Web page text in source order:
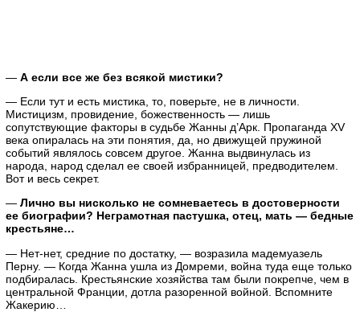
— А если все же без всякой мистики?
— Если тут и есть мистика, то, поверьте, не в личности.
Мистицизм, провидение, божественность — лишь
сопутствующие факторы в судьбе Жанны д’Арк. Пропаганда XV
века опиралась на эти понятия, да, но движущей пружиной
событий являлось совсем другое. Жанна выдвинулась из
народа, народ сделал ее своей избранницей, предводителем.
Вот и весь секрет.
— Лично вы нисколько не сомневаетесь в достоверности
ее биографии? Неграмотная пастушка, отец, мать — бедные
крестьяне…
— Нет-нет, средние по достатку, — возразила мадемуазель
Перну. — Когда Жанна ушла из Домреми, война туда еще только
подбиралась. Крестьянские хозяйства там были покрепче, чем в
центральной Франции, дотла разоренной войной. Вспомните
Жакерию…